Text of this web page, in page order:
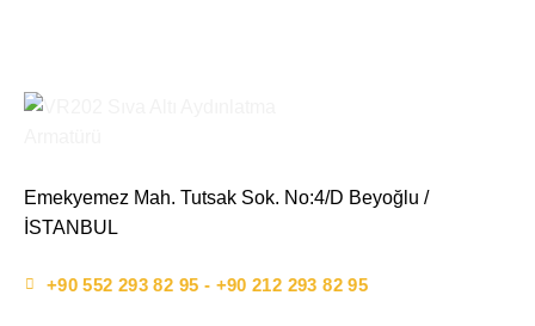
Emekyemez Mah. Tutsak Sok. No:4/D Beyoğlu /
İSTANBUL
+90 552 293 82 95 - +90 212 293 82 95